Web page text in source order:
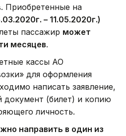
Приобретенные на
– 11.05.2020г.)
пассажир может
месяцев.
кассы АО
для оформления
написать заявление,
документ (билет) и копию
личность.
направить в один из